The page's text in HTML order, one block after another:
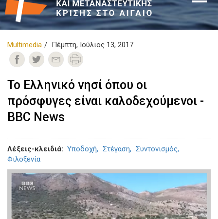
Multimedia Πέμπτη, Ιούλιος 13, 2017
Το Ελληνικό νησί όπου οι
πρόσφυγες είναι καλοδεχούμενοι -
BBC News
Λέξεις-κλειδιά Υποδοχή Στέγαση
Συντονισμός
Φιλοξενία